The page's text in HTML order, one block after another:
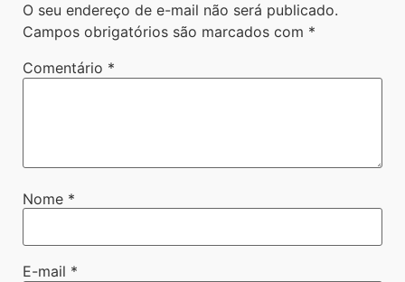
O seu endereço de e-mail não será publicado.
Campos obrigatórios são marcados com *
Comentário *
Nome *
E-mail *